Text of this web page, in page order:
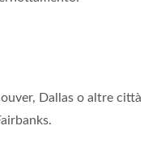
Dallas o altre città